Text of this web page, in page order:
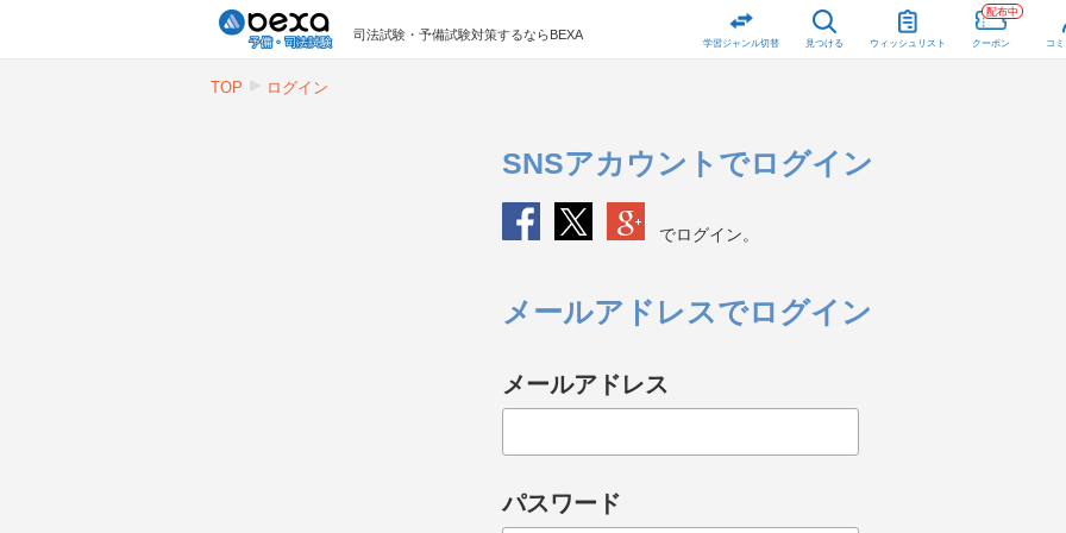
司法試験・予備試験対策するならBEXA
学習ジャンル切替 見つける ウィッシュリスト クーポン
配布中
コ
TOP ログイン
SNSアカウントでログイン
でログイン。
メールアドレスでログイン
メールアドレス
パスワード